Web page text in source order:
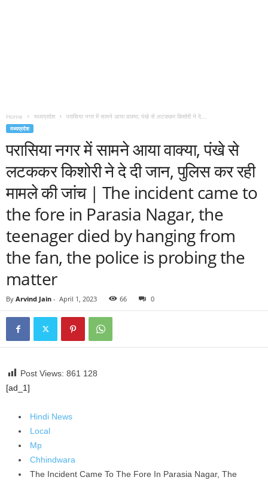
Home मध्यप्रदेश परासिया नगर में सामने आया वाक्या, पंखे से लटककर किशोरी ने दे...
मध्यप्रदेश
परासिया नगर में सामने आया वाक्या, पंखे से
लटककर किशोरी ने दे दी जान, पुलिस कर रही
मामले की जांच | The incident came to
the fore in Parasia Nagar, the
teenager died by hanging from
the fan, the police is probing the
matter
By Arvind Jain - April 1, 2023 66 0
Post Views: 861 128
[ad_1]
Hindi News
Local
Mp
Chhindwara
The Incident Came To The Fore In Parasia Nagar, The